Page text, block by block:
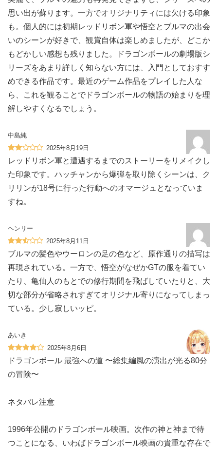
思い出が蘇ります。一方でオリジナリティには欠ける印象
も。個人的には初期レッドリボン軍や悟空とブルマの出会
いのシーンが好きで、観賞自体は楽しめましたが、どこか
もどかしい感想も残りました。ドラゴンボールの劇場版シ
リーズをあまり詳しく知らない方には、入門としておすす
めできる作品です。最近のゲーム作品をプレイした人な
ら、これを観ることでドラゴンボールの物語の始まりを理
解しやすくなるでしょう。
中島純
2025年8月19日
レッドリボン軍と遭遇するまでのストーリーをリメイクし
た印象です。ハッチャンから爆弾を取り除くシーンは、ク
リリンが18号に行った行動へのオマージュとなっていま
すね。
ヘンリー
2025年8月11日
ブルマの髪色やウーロンの足の色など、原作通りの描写は
再現されている。一方で、悟空がなぜかGTの服を着てい
たり、亀仙人のもとでの修行期間を飛ばしていたりと、大
切な部分が省略されすぎてオリジナル寄りになってしまっ
ている。少し寂しいッピ。
あいき
2025年8月6日
ドラゴンボール 最強への道 〜総集編風の演出が光る80分
の冒険〜
️ネタバレ注意️
1996年公開のドラゴンボール映画。次作の神と神まで待
つことになる、いわばドラゴンボール映画の貴重な存在で